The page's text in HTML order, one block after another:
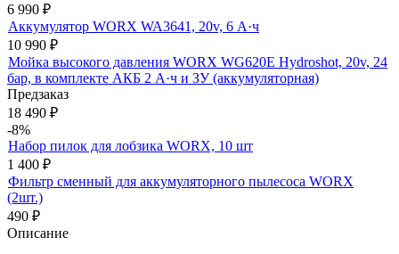
6 990 ₽
Аккумулятор WORX WA3641, 20v, 6 А·ч
10 990 ₽
Мойка высокого давления WORX WG620E Hydroshot, 20v, 24
бар, в комплекте АКБ 2 А·ч и ЗУ (аккумуляторная)
Предзаказ
18 490 ₽
-8%
Набор пилок для лобзика WORX, 10 шт
1 400 ₽
Фильтр сменный для аккумуляторного пылесоса WORX
(2шт.)
490 ₽
Описание